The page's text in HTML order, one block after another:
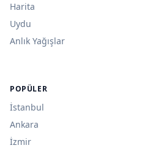
Harita
Uydu
Anlık Yağışlar
POPÜLER
İstanbul
Ankara
İzmir